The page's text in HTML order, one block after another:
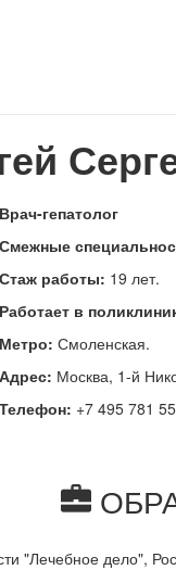
Врач-гепатолог
Смежные
Стаж работы: 19 лет.
Работает в
Метро: Смоленская.
Адрес: Москва, 1-й
Телефон: +7 495 781
"Лечебное дело",